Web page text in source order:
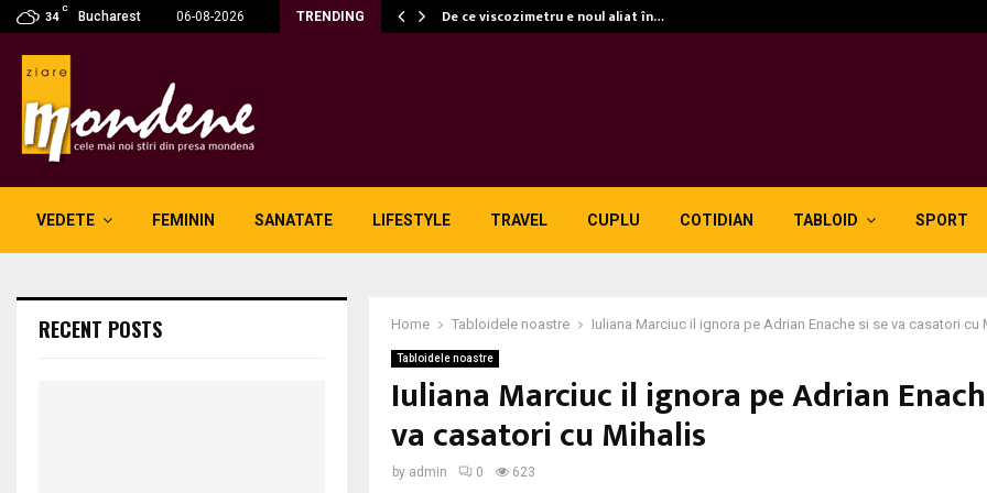
34
C
Bucharest 06-08-2026 TRENDING
fum: unde se potrivesc… De ce viscozimetru e noul aliat în…
VEDETE FEMININ SANATATE LIFESTYLE TRAVEL CUPLU COTIDIAN TABLOID SPORT
Home Tabloidele noastre Iuliana Marciuc il ignora pe Adrian Enache si se va casatori cu
Tabloidele noastre
Iuliana Marciuc il ignora pe Adrian
va casatori cu Mihalis
by admin 0 623
RECENT POSTS